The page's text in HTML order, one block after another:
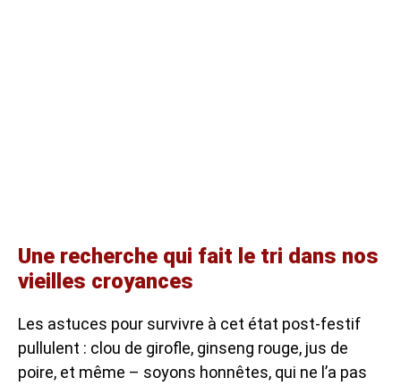
Une recherche qui fait le tri dans nos
vieilles croyances
Les astuces pour survivre à cet état post-festif
pullulent : clou de girofle, ginseng rouge, jus de
poire, et même – soyons honnêtes, qui ne l’a pas